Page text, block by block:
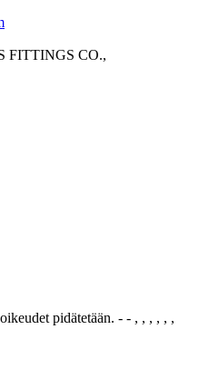
FITTINGS CO.,
pidätetään. - - , , , , , ,